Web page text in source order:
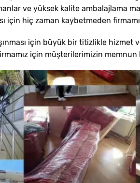
ve yüksek kalite ambalajlama
için hiç zaman kaybetmeden
için büyük bir titizlikle hizmet
için müşterilerimizin